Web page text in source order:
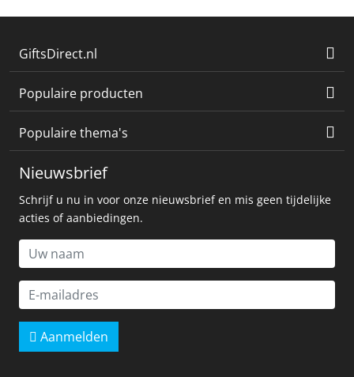
GiftsDirect.nl
Populaire producten
Populaire thema's
Nieuwsbrief
Schrijf u nu in voor onze nieuwsbrief en mis geen tijdelijke
acties of aanbiedingen.
Aanmelden